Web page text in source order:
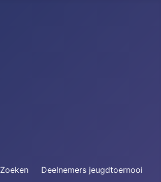
Zoeken Deelnemers jeugdtoernooi